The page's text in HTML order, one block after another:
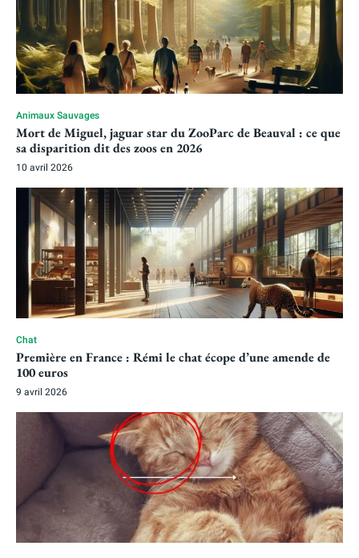
Animaux Sauvages
Mort de Miguel, jaguar star du ZooParc de Beauval : ce que
sa disparition dit des zoos en 2026
10 avril 2026
Chat
Première en France : Rémi le chat écope d’une amende de
100 euros
9 avril 2026